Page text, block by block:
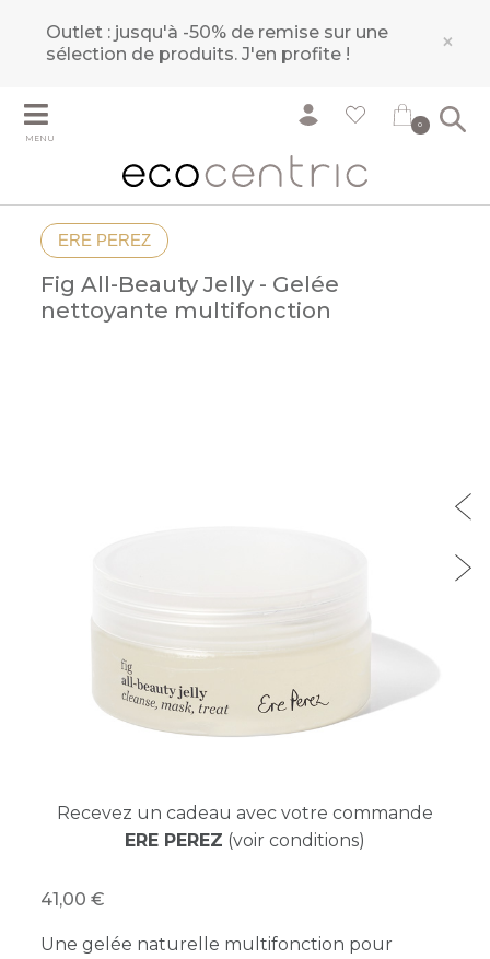
Outlet : jusqu'à -50% de remise sur une
sélection de produits.J'en profite ! ×
MENU
0
ERE PEREZ
Fig All-Beauty Jelly - Gelée
nettoyante multifonction
Recevez un cadeau avec votre commande
ERE PEREZ (voir conditions)
41,00
Une gelée naturelle multifonction pour